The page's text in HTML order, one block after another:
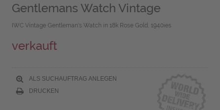
Gentlemans Watch Vintage
IWC Vintage Gentleman's Watch in 18k Rose Gold, 1940ies
verkauft
ALS SUCHAUFTRAG ANLEGEN
DRUCKEN